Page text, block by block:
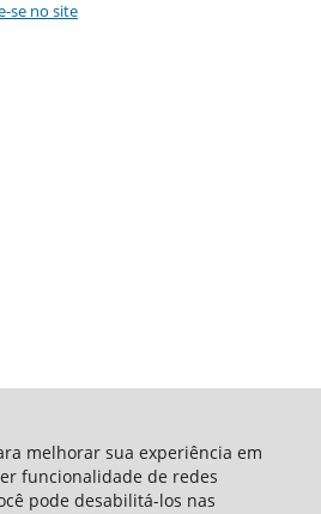
se no site
melhorar sua experiência em
funcionalidade de redes
pode desabilitá-los nas